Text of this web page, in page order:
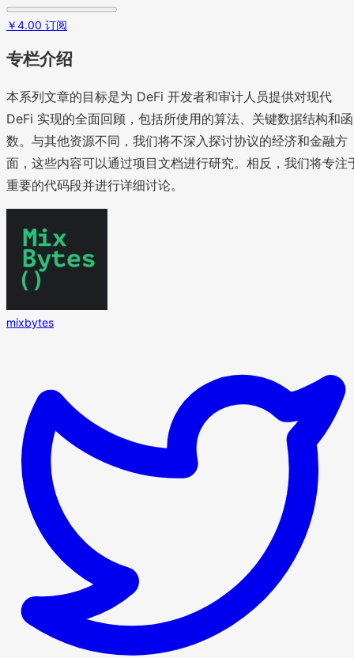
￥4.00 订阅
专栏介绍
本系列文章的目标是为 DeFi 开发者和审计人员提供对现代
DeFi 实现的全面回顾，包括所使用的算法、关键数据结构和函
数。与其他资源不同，我们将不深入探讨协议的经济和金融方
面，这些内容可以通过项目文档进行研究。相反，我们将专注
重要的代码段并进行详细讨论。
mixbytes